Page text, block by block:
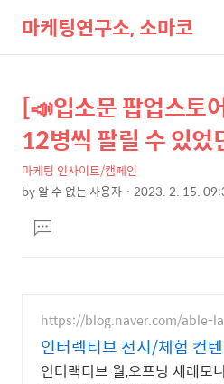
마케팅연구소, 소마코
상
세
컨
텐
본
문
제
목
[📣입소문 팝업스토
12병씩 팔릴 수 있었
마케팅 인사이트/캠페인
by알 수 없는 사용자 2023. 2. 15.
문댓
글
https://blog.naver.com/able-
인터렉티브 전시/체험 컨
이제는 참여형 콘텐츠의
인터랙티브 월,오프닝 세레모